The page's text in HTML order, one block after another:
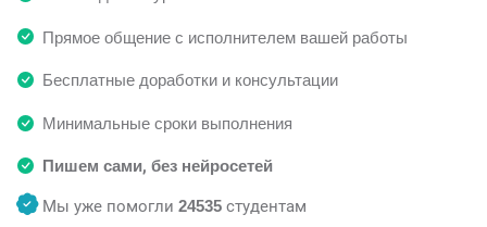
Прямое общение с исполнителем вашей работы
Бесплатные доработки и консультации
Минимальные сроки выполнения
Пишем сами, без нейросетей
Мы уже помогли 24535 студентам